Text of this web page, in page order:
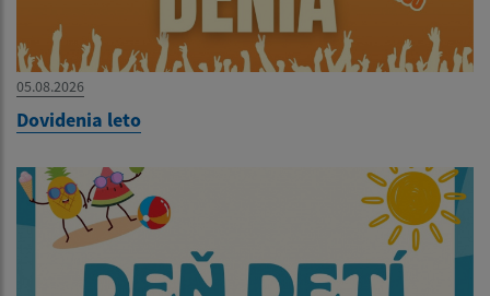
05.08.2026
Dovidenia leto